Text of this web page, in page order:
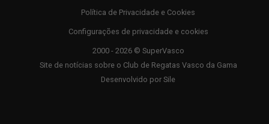
Política de Privacidade e Cookies
Configurações de privacidade e cookies
2000 - 2026 © SuperVasco
Site de notícias sobre o Club de Regatas Vasco da Gama
Desenvolvido por Sile